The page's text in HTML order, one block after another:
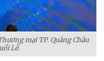
mại TP. Quảng Châu
Lễ.